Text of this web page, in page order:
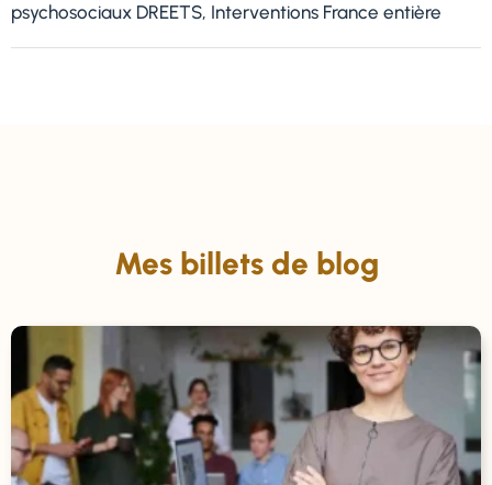
psychosociaux DREETS, Interventions France entière
Mes billets de blog